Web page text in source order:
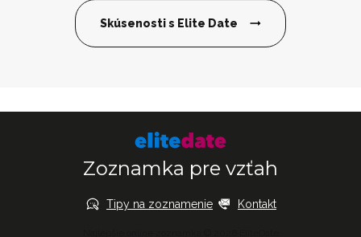
Skúsenosti s Elite Date
Zoznamka pre vzťah
Tipy na zoznamenie Kontakt